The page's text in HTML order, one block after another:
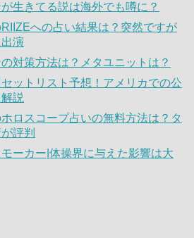
生きてる説は海外でも噂に？
への占い結果は？突然ですが
演
対策方法は？メタユニットは？
ットリスト予想！アメリカでの公
説
ロスコープ占いの無料方法は？タ
評判
ーカー|体操界に与えた影響は大